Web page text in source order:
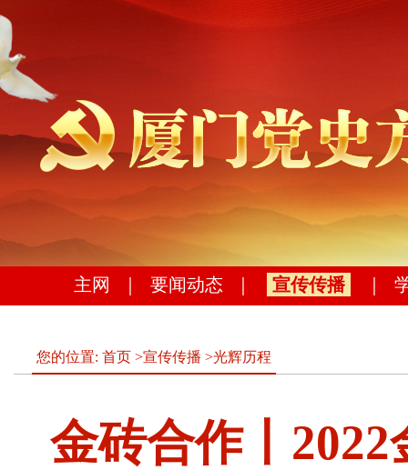
主网 要闻动态 宣传传播
您的位置: 首页 >宣传传播 >光辉历程
金砖合作丨